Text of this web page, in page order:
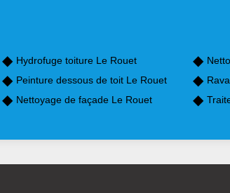
Hydrofuge toiture Le Rouet
Peinture dessous de toit Le Rouet
Nettoyage de façade Le Rouet